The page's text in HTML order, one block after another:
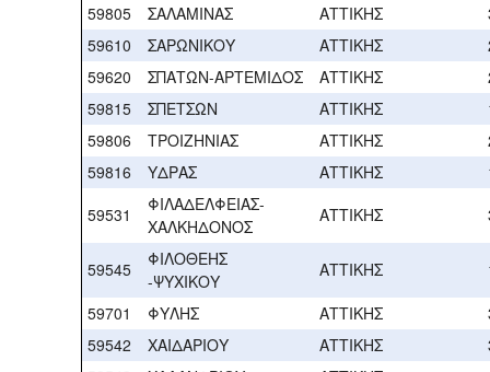
59805
ΣΑΛΑΜΙΝΑΣ ΑΤΤΙΚΗΣ
59610
ΣΑΡΩΝΙΚΟΥ ΑΤΤΙΚΗΣ
59620
ΣΠΑΤΩΝ-ΑΡΤΕΜΙΔΟΣ ΑΤΤΙΚΗΣ
59815
ΣΠΕΤΣΩΝ ΑΤΤΙΚΗΣ
59806
ΤΡΟΙΖΗΝΙΑΣ ΑΤΤΙΚΗΣ
59816
ΥΔΡΑΣ ΑΤΤΙΚΗΣ
59531
ΦΙΛΑΔΕΛΦΕΙΑΣ-
ΧΑΛΚΗΔΟΝΟΣ
ΑΤΤΙΚΗΣ
59545
ΦΙΛΟΘΕΗΣ
-ΨΥΧΙΚΟΥ
ΑΤΤΙΚΗΣ
59701
ΦΥΛΗΣ ΑΤΤΙΚΗΣ
59542
ΧΑΙΔΑΡΙΟΥ ΑΤΤΙΚΗΣ